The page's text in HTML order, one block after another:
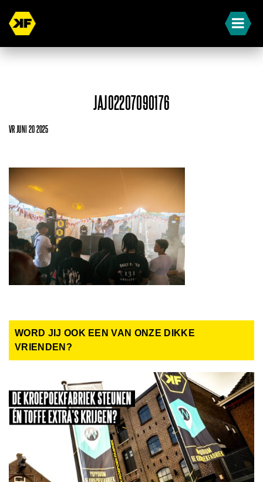
JAJO2207090176
VR JUNI 20 2025
WORD JIJ OOK EEN VAN ONZE DIKKE
VRIENDEN?